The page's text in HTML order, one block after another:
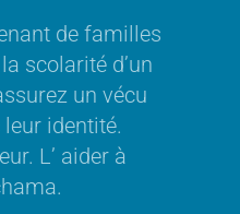
de familles
scolarité d’un
un vécu
identité.
L’ aider à